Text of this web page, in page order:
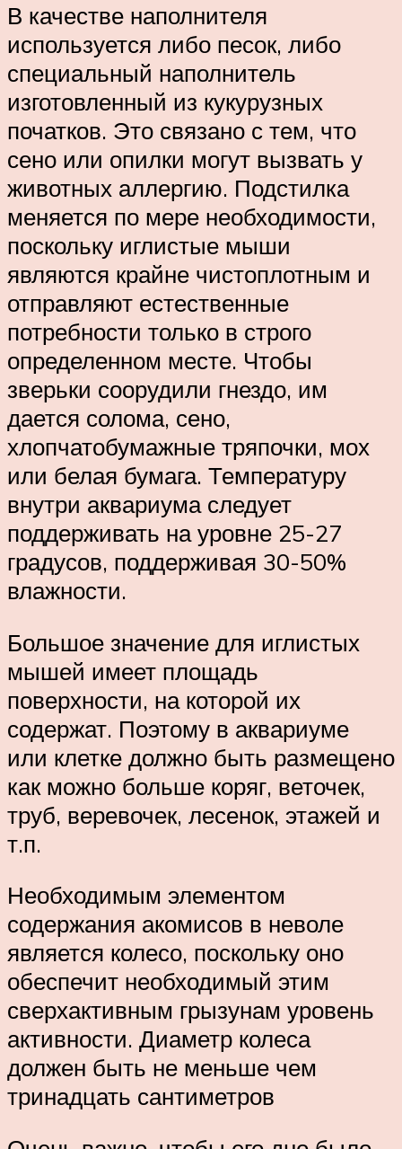
В качестве наполнителя
используется либо песок, либо
специальный наполнитель
изготовленный из кукурузных
початков. Это связано с тем, что
сено или опилки могут вызвать у
животных аллергию. Подстилка
меняется по мере необходимости,
поскольку иглистые мыши
являются крайне чистоплотным и
отправляют естественные
потребности только в строго
определенном месте. Чтобы
зверьки соорудили гнездо, им
дается солома, сено,
хлопчатобумажные тряпочки, мох
или белая бумага. Температуру
внутри аквариума следует
поддерживать на уровне 25-27
градусов, поддерживая 30-50%
влажности.
Большое значение для иглистых
мышей имеет площадь
поверхности, на которой их
содержат. Поэтому в аквариуме
или клетке должно быть размещено
как можно больше коряг, веточек,
труб, веревочек, лесенок, этажей и
т.п.
Необходимым элементом
содержания акомисов в неволе
является колесо, поскольку оно
обеспечит необходимый этим
сверхактивным грызунам уровень
активности. Диаметр колеса
должен быть не меньше чем
тринадцать сантиметров